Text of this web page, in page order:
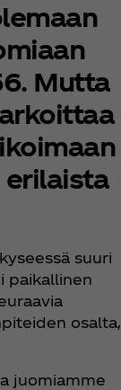
Mutta
erilaista
suuri
paikallinen
osalta,
juomiamme